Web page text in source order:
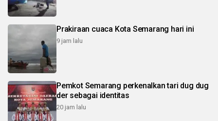
Prakiraan cuaca Kota Semarang hari ini
9 jam lalu
Pemkot Semarang perkenalkan tari dug dug
der sebagai identitas
20 jam lalu